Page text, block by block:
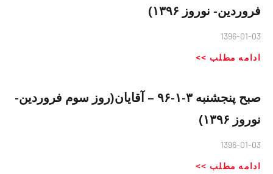
فروردین- نوروز ١٣٩۶)
1396-01-03
ادامه مطلب >>
صبح پنجشنبه ٣-١-٩۶ – آقایان(روز سوم فروردین-
نوروز ١٣٩۶)
1396-01-03
ادامه مطلب >>